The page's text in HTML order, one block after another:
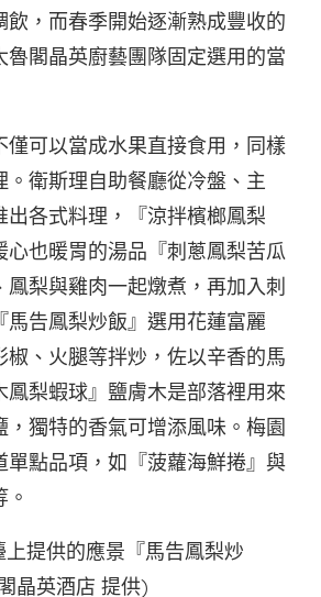
飲，而春季開始逐漸熟成豐收的
魯閣晶英廚藝團隊固定選用的當
僅可以當成水果直接食用，同樣
。衛斯理自助餐廳從冷盤、主
出各式料理，『涼拌檳榔鳳梨
心也暖胃的湯品『刺蔥鳳梨苦瓜
梨與雞肉一起燉煮，再加入刺
馬告鳳梨炒飯』選用花蓮富麗
椒、火腿等拌炒，佐以辛香的馬
鳳梨蝦球』鹽膚木是部落裡用來
，獨特的香氣可增添風味。梅園
單點品項，如『菠蘿海鮮捲』與